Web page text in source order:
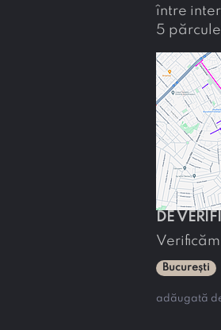
între
5
DE
București
adăugată